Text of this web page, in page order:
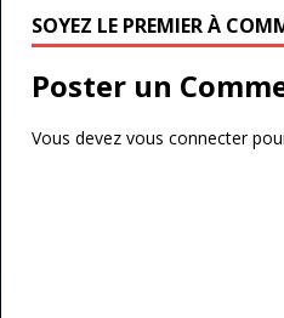
o
o
k
r
SOYEZ LE PREMIER À
Poster un
Vous devez vous connecter